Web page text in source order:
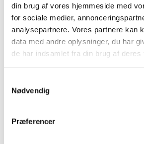
din brug af vores hjemmeside med
for sociale medier,
analysepartnere. Vores partnere kan
data med andre oplysninger, du har
de har indsamlet fra din brug af deres
Nødvendig
Præferencer
Begrænse algevækst
Understøtte korallers vækst og
Fremmer biologisk
Ved at reducere overskydende
understøtter Phosphate Minus et
Dette bidrager til:
Mindre algevækst